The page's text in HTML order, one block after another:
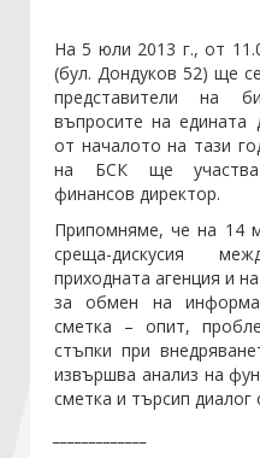
Социален диалог
Дейности
Арбитражен съд
Проекти
Членове
Стани член
На 5 юли 2013 г., от
(бул. Дондуков 52) ще
представители на
въпросите на едината
от началото на тази
на БСК ще участва
финансов директор.
Припомняме, че на 14
среща-дискусия
приходната агенция и
за обмен на
сметка – опит,
стъпки при
извършва анализ на
сметка и търсип диалог